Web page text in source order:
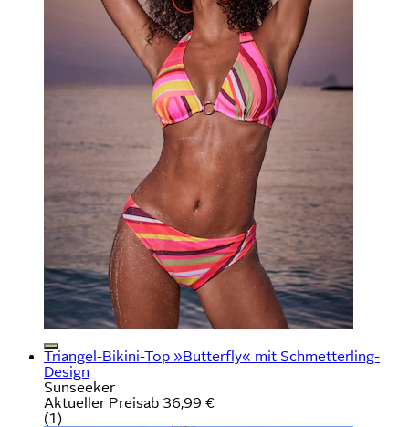
Triangel-Bikini-Top »Butterfly« mit Schmetterling-
Design
Sunseeker
Aktueller Preisab 36,99 €
(1)